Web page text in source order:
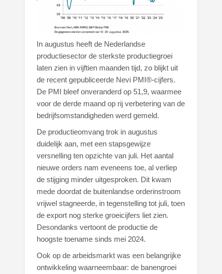
In augustus heeft de Nederlandse
productiesector de sterkste productiegroei
laten zien in vijftien maanden tijd, zo blijkt uit
de recent gepubliceerde Nevi PMI®-cijfers.
De PMI bleef onveranderd op 51,9, waarmee
voor de derde maand op rij verbetering van de
bedrijfsomstandigheden werd gemeld.
De productieomvang trok in augustus
duidelijk aan, met een stapsgewijze
versnelling ten opzichte van juli. Het aantal
nieuwe orders nam eveneens toe, al verliep
de stijging minder uitgesproken. Dit kwam
mede doordat de buitenlandse orderinstroom
vrijwel stagneerde, in tegenstelling tot juli, toen
de export nog sterke groeicijfers liet zien.
Desondanks vertoont de productie de
hoogste toename sinds mei 2024.
Ook op de arbeidsmarkt was een belangrijke
ontwikkeling waarneembaar: de banengroei